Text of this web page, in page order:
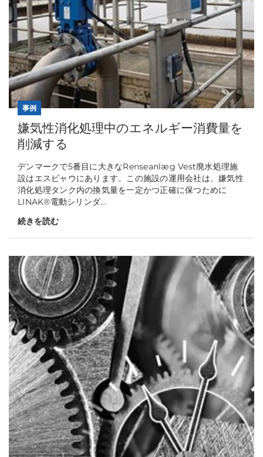
事例
嫌気性消化処理中のエネルギー消費量を
削減する
デンマークで5番目に大きなRenseanlæg Vest廃水処理施
設はエスビャウにあります。この施設の運用会社は、嫌気性
消化処理タンク内の換気量を一定かつ正確に保つために
LINAK®電動シリンダ...
続きを読む